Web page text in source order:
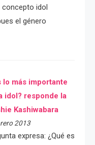
concepto idol
el género
lo más importante
idol? responde la
Kashiwabara
2013
expresa: ¿Qué es